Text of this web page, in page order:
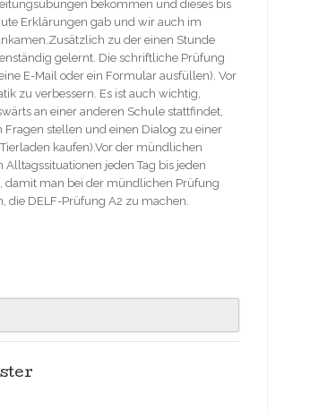
bekommen und dieses bis
Erklärungen gab und wir auch im
zu der einen Stunde
gelernt. Die schriftliche Prüfung
E-Mail oder ein Formular ausfüllen). Vor
zu verbessern. Es ist auch wichtig,
an einer anderen Schule stattfindet,
Fragen stellen und einen Dialog zu einer
kaufen).Vor der mündlichen
jeden Tag bis jeden
damit man bei der mündlichen Prüfung
die DELF-Prüfung A2 zu machen.